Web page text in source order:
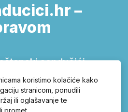
–
sandučići,
i zasuni
vrata, uz kvalitetne
koristimo kolačiće kako
stranicom, ponudili
ili oglašavanje te
promet.